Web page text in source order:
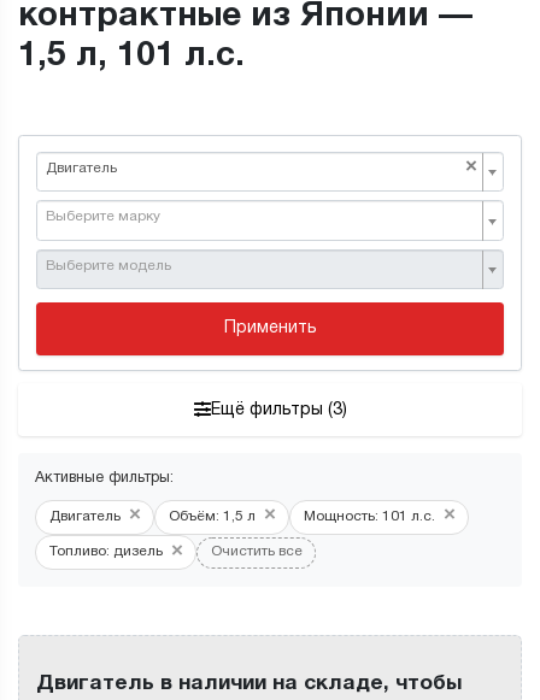
контрактные из Японии —
1,5 л, 101 л.с.
×
Двигатель
Выберите марку
Выберите модель
Применить
Ещё фильтры (3)
Активные фильтры:
Двигатель × Объём: 1,5 л × Мощность: 101 л.с. ×
Топливо: дизель × Очистить все
Двигатель в наличии на складе, чтобы